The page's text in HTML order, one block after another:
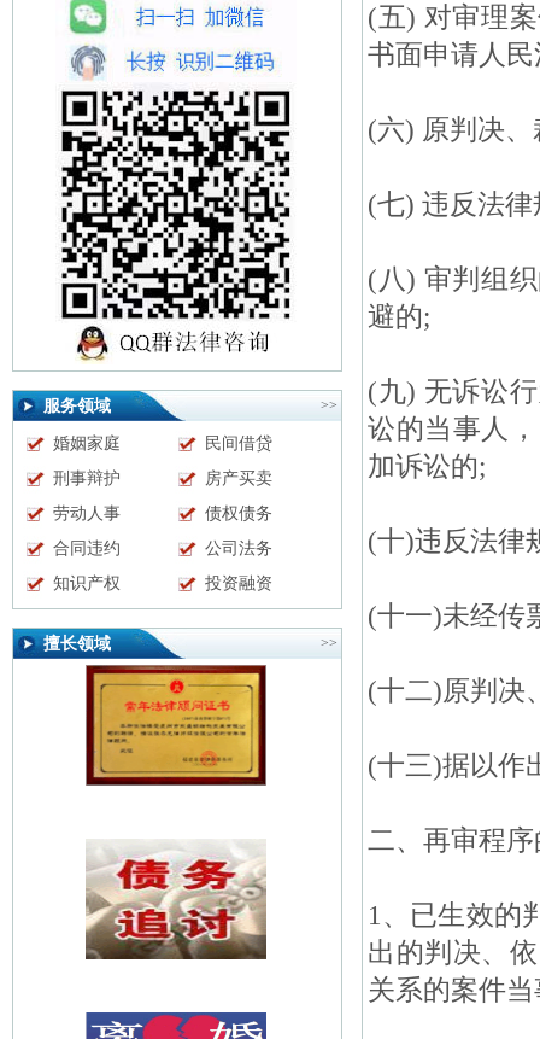
服务领域 >>
婚姻家庭
民间借贷
刑事辩护
房产买卖
劳动人事
债权债务
合同违约
公司法务
知识产权
投资融资
擅长领域 >>
(五) 对审理
书面申请人
(六) 原判决
(七) 违反法
(八) 审判组
避的;
(九) 无诉讼
讼的当事人
加诉讼的;
(十)违反法律
(十一)未经传
(十二)原判决
(十三)据以作
二、再审程
1、已生效的
出的判决、
关系的案件